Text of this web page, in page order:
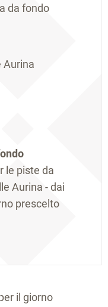
il giorno
da fondo
Aurina
le piste da
Aurina - dai
prescelto